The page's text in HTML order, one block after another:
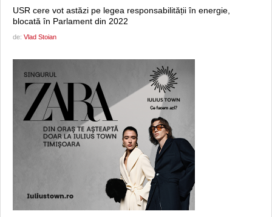
USR cere vot astăzi pe legea responsabilității în energie,
blocată în Parlament din 2022
de: Vlad Stoian